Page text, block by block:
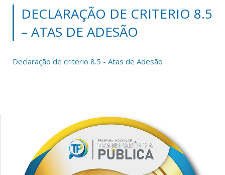
DECLARAÇÃO DE CRITERIO 8.5
– ATAS DE ADESÃO
Declaração de criterio 8.5 - Atas de Adesão